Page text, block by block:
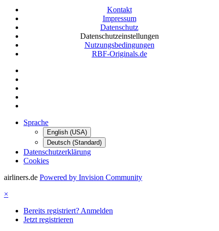
Kontakt
Impressum
Datenschutz
Datenschutzeinstellungen
Nutzungsbedingungen
RBF-Originals.de
Sprache
English (USA)
Deutsch (Standard)
Datenschutzerklärung
Cookies
airliners.de Powered by Invision Community
×
Bereits registriert? Anmelden
Jetzt registrieren